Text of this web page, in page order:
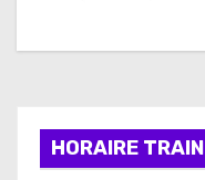
t
oHORAIRE TRAIN